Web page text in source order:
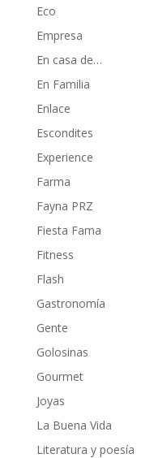
Eco
Empresa
En casa de…
En Familia
Enlace
Escondites
Experience
Farma
Fayna PRZ
Fiesta Fama
Fitness
Flash
Gastronomía
Gente
Golosinas
Gourmet
Joyas
La Buena Vida
Literatura y poesía